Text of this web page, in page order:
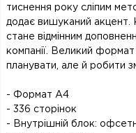
тиснення року сліпим
додає вишуканий акцент.
стане відмінним
компанії. Великий
планувати, але й робити
- Формат А4
- 336 сторінок
- Внутрішній блок: